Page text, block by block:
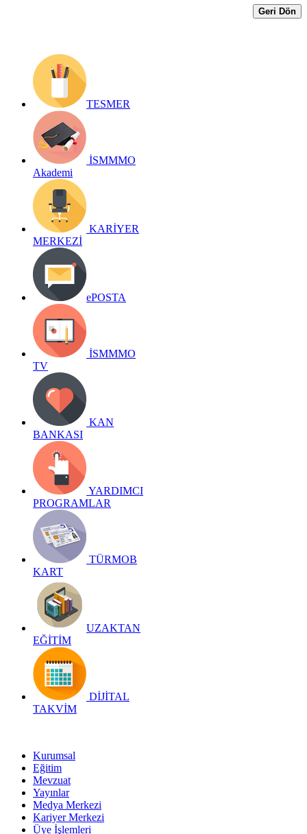
Geri Dön
TESMER
İSMMMO
Akademi
KARİYER
MERKEZİ
ePOSTA
İSMMMO
TV
KAN
BANKASI
YARDIMCI
PROGRAMLAR
TÜRMOB
KART
UZAKTAN
EĞİTİM
DİJİTAL
TAKVİM
Kurumsal
Eğitim
Mevzuat
Yayınlar
Medya Merkezi
Kariyer Merkezi
Üye İşlemleri